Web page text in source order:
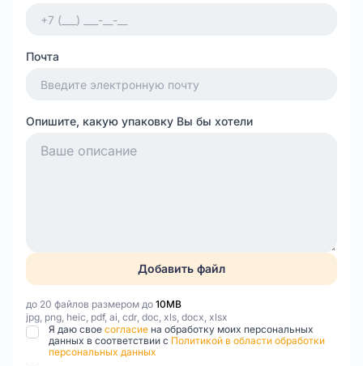
Почта
Опишите, какую упаковку Вы бы хотели
Добавить файл
до 20 файлов размером до 10MB
jpg, png, heic, pdf, ai, cdr, doc, xls, docx, xlsx
Я даю свое согласие на обработку моих персональных
данных в соответствии с Политикой в области обработки
персональных данных